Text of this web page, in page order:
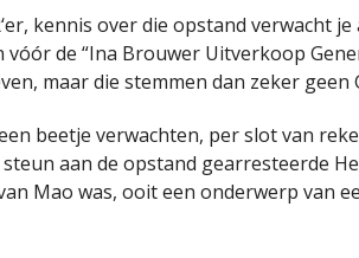
kennis over die opstand verwacht
vóór de “Ina Brouwer Uitverkoop
maar die stemmen dan zeker geen
beetje verwachten, per slot van
steun aan de opstand gearresteerde
Mao was, ooit een onderwerp van